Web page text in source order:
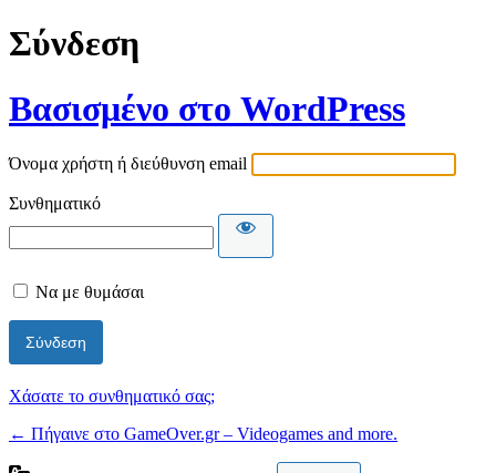
Σύνδεση
Βασισμένο στο WordPress
Όνομα χρήστη ή διεύθυνση email
Συνθηματικό
Να με θυμάσαι
Χάσατε το συνθηματικό σας;
← Πήγαινε στο GameOver.gr – Videogames and more.